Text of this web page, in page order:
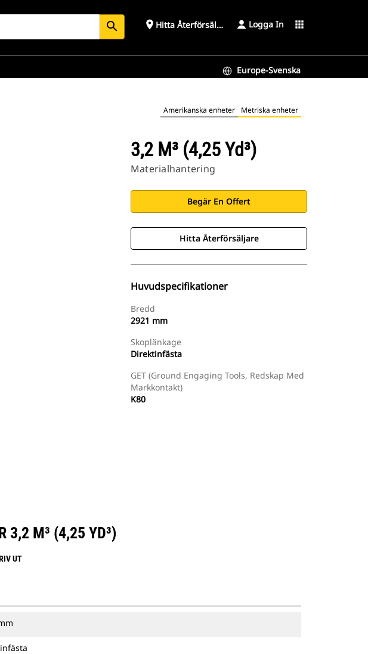
search place Hitta Återförsäljare Logga In apps
Europe-Svenska
Amerikanska enheter Metriska enheter
3,2 M³ (4,25 Yd³)
Materialhantering
Begär En Offert
Hitta Återförsäljare
Huvudspecifikationer
Bredd
2921 mm
Skoplänkage
Direktinfästa
GET (ground Engaging Tools, Redskap Med
Markkontakt)
K80
3,2 M³ (4,25 YD³)
UT